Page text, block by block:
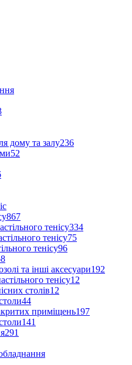
дому та залу236
52
867
тенісу334
тенісу75
тенісу96
та інші аксесуари192
тенісу12
столів12
44
приміщень197
141
291